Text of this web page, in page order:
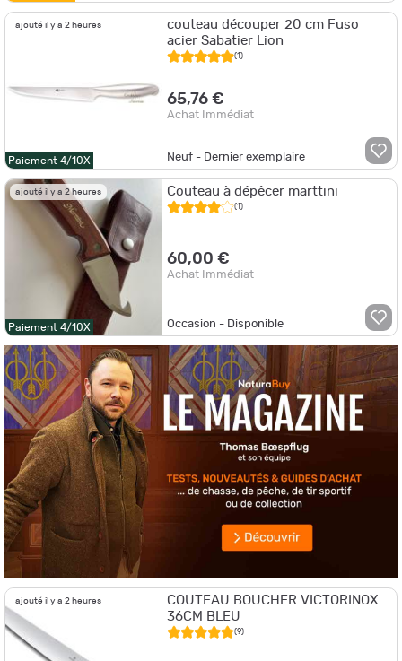
ajouté il y a 2 heures
Paiement 4/10X
couteau découper 20 cm Fuso
acier Sabatier Lion
(1)
65,76 €
Achat Immédiat
Neuf - Dernier exemplaire
ajouté il y a 2 heures
Paiement 4/10X
Couteau à dépêcer marttini
(1)
60,00 €
Achat Immédiat
Occasion - Disponible
ajouté il y a 2 heures
COUTEAU BOUCHER VICTORINOX
36CM BLEU
(9)